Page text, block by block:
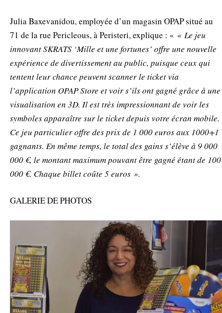
Julia Baxevanidou, employée d’un magasin OPAP situé au
71 de la rue Pericleous, à Peristeri, explique : « « Le jeu
innovant SKRATS ‘Mille et une fortunes’ offre une nouvelle
expérience de divertissement au public, puisque ceux qui
tentent leur chance peuvent scanner le ticket via
l’application OPAP Store et voir s’ils ont gagné grâce à une
visualisation en 3D. Il est très impressionnant de voir les
symboles apparaître sur le ticket depuis votre écran mobile.
Ce jeu particulier offre des prix de 1 000 euros aux 1000+1
gagnants. En même temps, le total des gains s’élève à 9 000
000 €, le montant maximum pouvant être gagné étant de 100
000 €. Chaque billet coûte 5 euros ».
GALERIE DE PHOTOS